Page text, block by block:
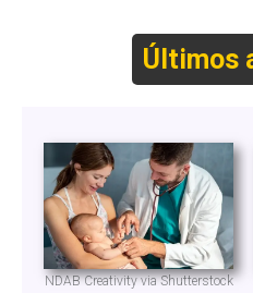
Últimos
NDAB Creativity via Shutterstock